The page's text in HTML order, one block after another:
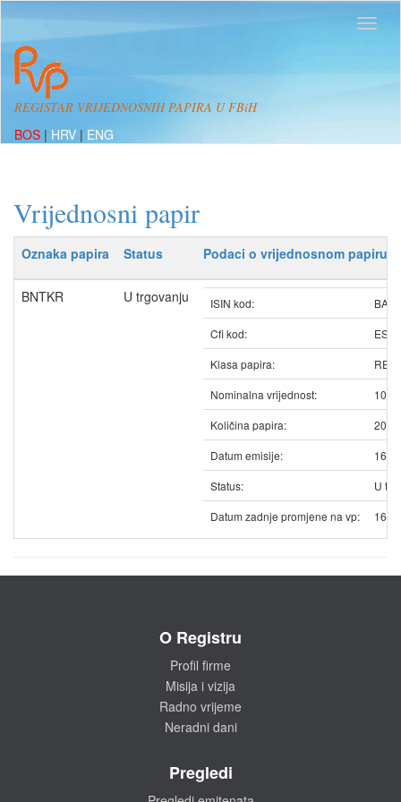
REGISTAR VRIJEDNOSNIH PAPIRA U FBiH
BOS | HRV | ENG
Vrijednosni papir
Oznaka papira Status Podaci o vrijednosnom papiru
BNTKR U trgovanju ISIN kod:
Cfi kod:
Klasa papira:
Nominalna vrijednost:
Količina papira:
Datum emisije:
Status:
U
Datum zadnje promjene na vp:
O Registru
Profil firme
Misija i vizija
Radno vrijeme
Neradni dani
Pregledi